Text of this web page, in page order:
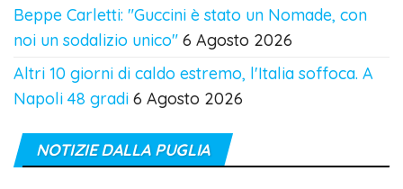
Beppe Carletti: "Guccini è stato un Nomade, con
noi un sodalizio unico" 6 Agosto 2026
Altri 10 giorni di caldo estremo, l'Italia soffoca. A
Napoli 48 gradi 6 Agosto 2026
NOTIZIE DALLA PUGLIA